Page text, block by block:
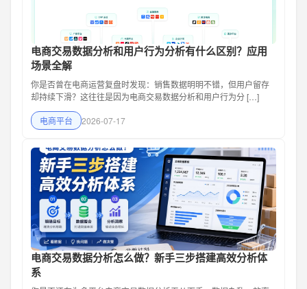
电商交易数据分析和用户行为分析有什么区别？应用
场景全解
你是否曾在电商运营复盘时发现：销售数据明明不错，但用户留存
却持续下滑？这往往是因为电商交易数据分析和用户行为分 […]
电商平台 2026-07-17
电商交易数据分析怎么做？新手三步搭建高效分析体
系